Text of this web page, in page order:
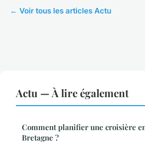
← Voir tous les articles Actu
Actu — À lire également
Comment planifier une croisière
Bretagne ?